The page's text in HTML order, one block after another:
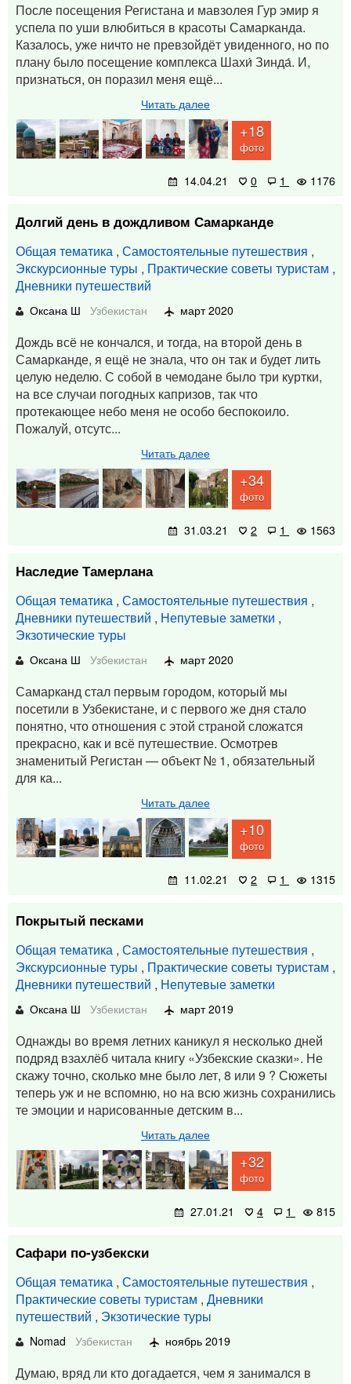
После посещения Регистана и мавзолея Гур эмир я
успела по уши влюбиться в красоты Самарканда.
Казалось, уже ничто не превзойдёт увиденного, но по
плану было посещение комплекса Шахи́ Зинда́. И,
признаться, он поразил меня ещё...
Читать далее
+18
фото
14.04.21 0 1 1176
Долгий день в дождливом Самарканде
Общая тематика , Самостоятельные путешествия ,
Экскурсионные туры , Практические советы туристам ,
Дневники путешествий
Оксана Ш Узбекистан март 2020
Дождь всё не кончался, и тогда, на второй день в
Самарканде, я ещё не знала, что он так и будет лить
целую неделю. С собой в чемодане было три куртки,
на все случаи погодных капризов, так что
протекающее небо меня не особо беспокоило.
Пожалуй, отсутс...
Читать далее
+34
фото
31.03.21 2 1 1563
Наследие Тамерлана
Общая тематика , Самостоятельные путешествия ,
Дневники путешествий , Непутевые заметки ,
Экзотические туры
Оксана Ш Узбекистан март 2020
Самарканд стал первым городом, который мы
посетили в Узбекистане, и с первого же дня стало
понятно, что отношения с этой страной сложатся
прекрасно, как и всё путешествие. Осмотрев
знаменитый Регистан — объект № 1, обязательный
для ка...
Читать далее
+10
фото
11.02.21 2 1 1315
Покрытый песками
Общая тематика , Самостоятельные путешествия ,
Экскурсионные туры , Практические советы туристам ,
Дневники путешествий , Непутевые заметки
Оксана Ш Узбекистан март 2019
Однажды во время летних каникул я несколько дней
подряд взахлёб читала книгу «Узбекские сказки». Не
скажу точно, сколько мне было лет, 8 или 9 ? Сюжеты
теперь уж и не вспомню, но на всю жизнь сохранились
те эмоции и нарисованные детским в...
Читать далее
+32
фото
27.01.21 4 1 815
Сафари по-узбекски
Общая тематика , Самостоятельные путешествия ,
Практические советы туристам , Дневники
путешествий , Экзотические туры
Nomad Узбекистан ноябрь 2019
Думаю, вряд ли кто догадается, чем я занимался в